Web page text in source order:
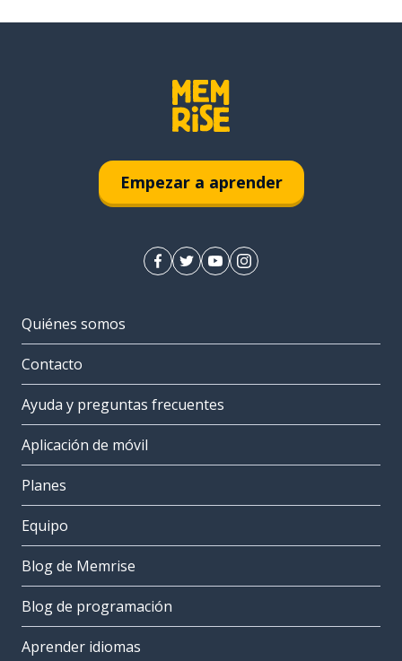
Empezar a aprender
Quiénes somos
Contacto
Ayuda y preguntas frecuentes
Aplicación de móvil
Planes
Equipo
Blog de Memrise
Blog de programación
Aprender idiomas